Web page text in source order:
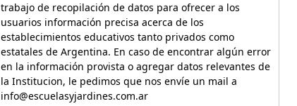
trabajo de recopilación de datos para ofrecer a los
usuarios información precisa acerca de los
establecimientos educativos tanto privados como
estatales de Argentina. En caso de encontrar algún error
en la información provista o agregar datos relevantes de
la Institucion, le pedimos que nos envíe un mail a
info@escuelasyjardines.com.ar